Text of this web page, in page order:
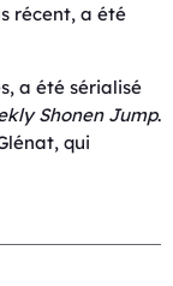
récent, a été
a été sérialisé
Shonen Jump.
qui